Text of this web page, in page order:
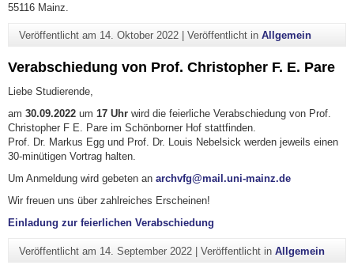
55116 Mainz.
Veröffentlicht am 14. Oktober 2022| Veröffentlicht in Allgemein
Verabschiedung von Prof. Christopher F. E. Pare
Liebe Studierende,
am 30.09.2022 um 17 Uhr wird die feierliche Verabschiedung von Prof.
Christopher F E. Pare im Schönborner Hof stattfinden.
Prof. Dr. Markus Egg und Prof. Dr. Louis Nebelsick werden jeweils einen
30-minütigen Vortrag halten.
Um Anmeldung wird gebeten an archvfg@mail.uni-mainz.de
Wir freuen uns über zahlreiches Erscheinen!
Einladung zur feierlichen Verabschiedung
Veröffentlicht am 14. September 2022| Veröffentlicht in Allgemein